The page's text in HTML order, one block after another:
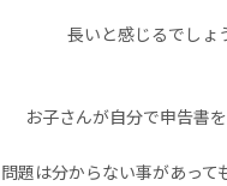
長いと感じるでしょ
お子さんが自分で申告書
問題は分からない事があっ